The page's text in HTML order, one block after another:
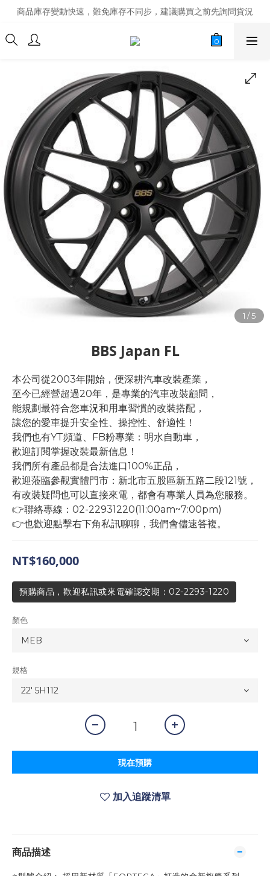
商品庫存變動快速，難免庫存不同步，建議購買之前先詢問貨況
商品庫存變動快速，難免庫存不同步，建議購買之前先詢問貨況
經營超過20年的改裝老字號，安全有保障
BBS Japan FL
本公司從2003年開始，便深耕汽車改裝產業，
至今已經營超過20年，是專業的汽車改裝顧問，
能規劃最符合您車況和用車習慣的改裝搭配，
讓您的愛車提升安全性、操控性、舒適性！
我們也有YT頻道、FB粉專業：明水自動車，
歡迎訂閱掌握改裝最新信息！
我們所有產品都是合法進口100%正品，
歡迎蒞臨參觀實體門市：新北市五股區新五路二段121號，
有改裝疑問也可以直接來電，都會有專業人員為您服務。
👉聯絡專線：02-22931220(11:00am~7:00pm)
👉也歡迎點擊右下角私訊聊聊，我們會儘速答複。
NT$160,000
預購商品，歡迎私訊或來電確認交期：02-2293-1220
顏色
規格
現在預購
加入追蹤清單
商品描述